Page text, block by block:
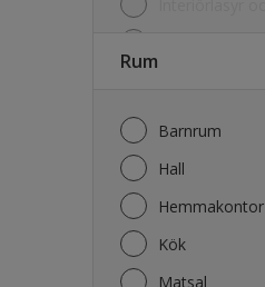
Rum
Barnrum
Hall
Hemmakontor
Kök
Matsal